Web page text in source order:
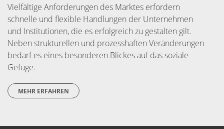
Vielfältige Anforderungen des Marktes erfordern
schnelle und flexible Handlungen der Unternehmen
und Institutionen, die es erfolgreich zu gestalten gilt.
Neben strukturellen und prozesshaften Veränderungen
bedarf es eines besonderen Blickes auf das soziale
Gefüge.
MEHR ERFAHREN